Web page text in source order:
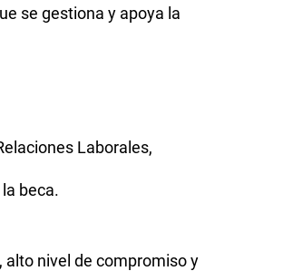
se gestiona y apoya la
Laborales,
beca.
alto nivel de compromiso y